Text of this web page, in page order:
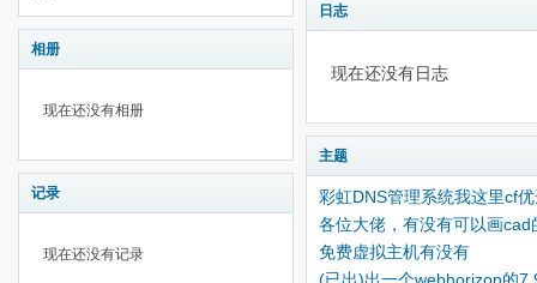
相册
现在还没有相册
记录
现在还没有记录
日志
现在还没有日志
主题
彩虹DNS管理系统我这里cf
各位大佬，有没有可以画
免费虚拟主机有没有